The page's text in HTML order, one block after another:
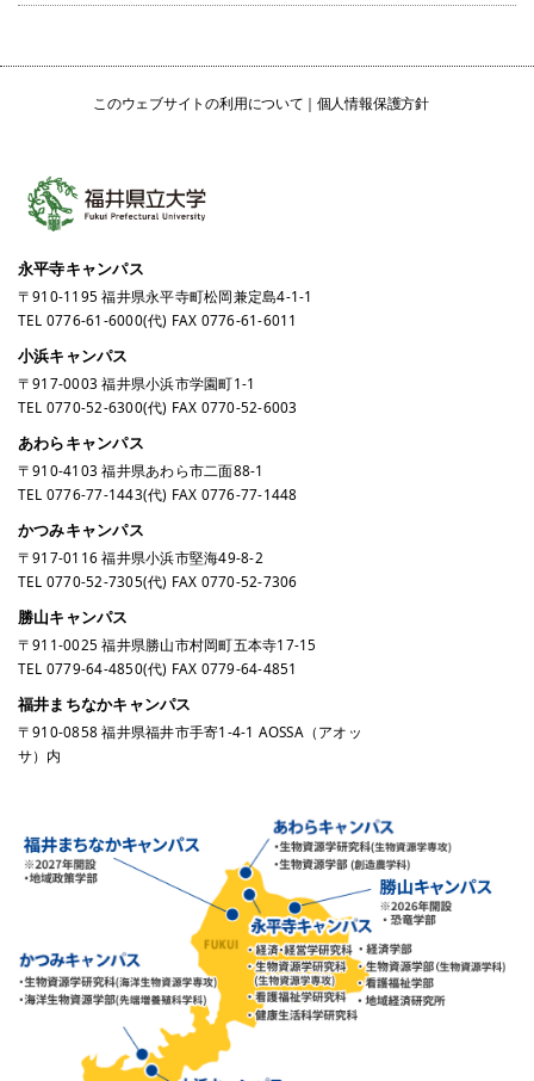
このウェブサイトの利用について 個人情報保護方針
永平寺キャンパス
〒910-1195 福井県永平寺町松岡兼定島4-1-1
TEL 0776-61-6000(代) FAX 0776-61-6011
小浜キャンパス
〒917-0003 福井県小浜市学園町1-1
TEL 0770-52-6300(代) FAX 0770-52-6003
あわらキャンパス
〒910-4103 福井県あわら市二面88-1
TEL 0776-77-1443(代) FAX 0776-77-1448
かつみキャンパス
〒917-0116 福井県小浜市堅海49-8-2
TEL 0770-52-7305(代) FAX 0770-52-7306
勝山キャンパス
〒911-0025 福井県勝山市村岡町五本寺17-15
TEL 0779-64-4850(代) FAX 0779-64-4851
福井まちなかキャンパス
〒910-0858 福井県福井市手寄1-4-1 AOSSA（アオッ
サ）内